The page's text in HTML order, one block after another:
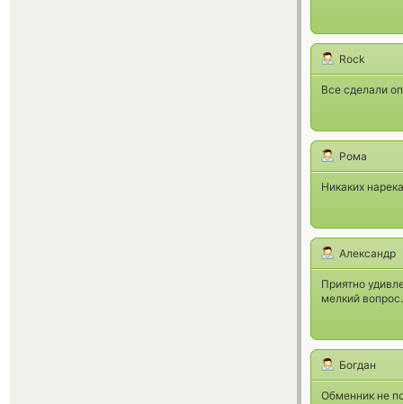
Rock
Все сделали
Рома
Никаких
Александр
Приятно
мелкий вопрос.
Богдан
Обменник не